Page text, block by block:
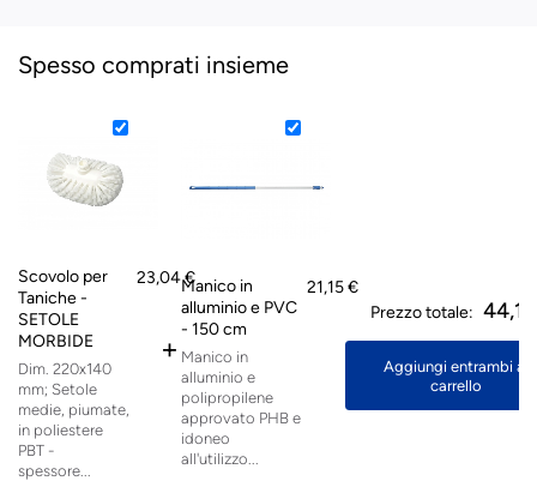
Spesso comprati insieme
Scovolo per
Taniche -
SETOLE
MORBIDE
Dim. 220x140
mm; Setole
medie, piumate,
in poliestere
PBT -
spessore...
23,04 €
+
Manico in
alluminio e PVC
- 150 cm
Manico in
alluminio e
polipropilene
approvato PHB e
idoneo
all'utilizzo...
21,15 €
Prezzo totale:
Aggiungi entrambi al
carrello